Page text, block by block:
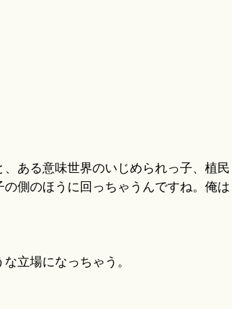
ある意味世界のいじめられっ子、植民
側のほうに回っちゃうんですね。俺は
立場になっちゃう。